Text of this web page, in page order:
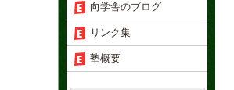
向学舎のブログ
リンク集
塾概要